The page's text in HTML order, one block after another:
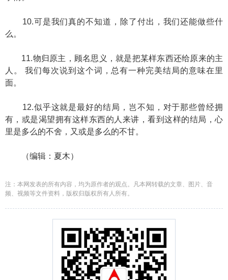
10.可是我们真的不知道，除了付出，我们还能做些什
么。
11.物归原主，顾名思义，就是把某样东西还给原来的主
人。 我们每次说到这个词，总有一种完美结局的意味在里
面。
12.似乎这就是最好的结局，岂不知，对于那些曾经拥
有，或是渴望拥有这样东西的人来讲，看到这样的结局，心
里是多么的不舍，又或是多么的不甘。
（编辑：夏木）
注：本网发表的所有内容，均为原作者的观点。凡本网转载的文章、图片、音
频、视频等文件资料，版权归版权所有人所有。